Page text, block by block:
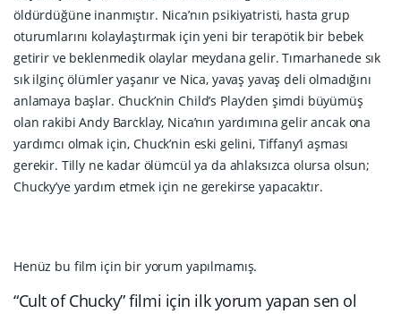
öldürdüğüne inanmıştır. Nica’nın psikiyatristi, hasta grup
oturumlarını kolaylaştırmak için yeni bir terapötik bir bebek
getirir ve beklenmedik olaylar meydana gelir. Tımarhanede sık
sık ilginç ölümler yaşanır ve Nica, yavaş yavaş deli olmadığını
anlamaya başlar. Chuck’nin Child’s Play’den şimdi büyümüş
olan rakibi Andy Barcklay, Nica’nın yardımına gelir ancak ona
yardımcı olmak için, Chuck’nin eski gelini, Tiffany’i aşması
gerekir. Tilly ne kadar ölümcül ya da ahlaksızca olursa olsun;
Chucky’ye yardım etmek için ne gerekirse yapacaktır.
“Cult of Chucky” filmi için ilk yorum yapan sen ol
Henüz bu film için bir yorum yapılmamış.